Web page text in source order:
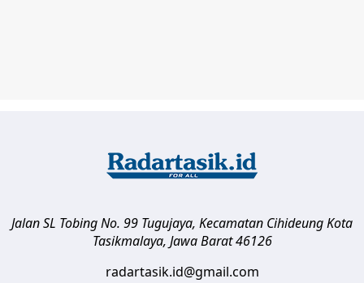
Jalan SL Tobing No. 99 Tugujaya, Kecamatan CihideungKota
Tasikmalaya, Jawa Barat 46126
radartasik.id@gmail.com